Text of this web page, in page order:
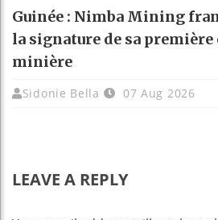
Guinée : Nimba Mining
la signature de sa
minière
Sidonie Bella 07 Aug 2026
LEAVE A REPLY